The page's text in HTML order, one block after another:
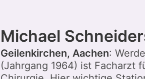
Michael
Geilenkirchen, Aachen:
(Jahrgang 1964) ist Facharzt